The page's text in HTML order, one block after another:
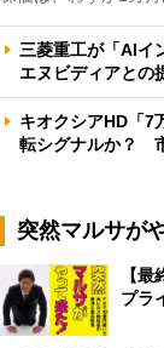
三菱重工が「AIイ
エヌビディアと
キオクシアHD「7
転シグナルか？
突然マルサが
【
プラ